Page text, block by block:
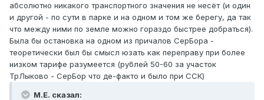
абсолютно никакого транспортного значения не несёт (и один
и другой - по сути в парке и на одном и том же берегу, да так
что между ними по земле можно гораздо быстрее добраться).
Была бы остановка на одном из причалов СерБора -
теоретически был бы смысл юзать как переправу при более
низком тарифе разумеется (рублей 50-60 за участок
ТрЛыково - СерБор что де-факто и было при ССК)
М.Е. сказал: